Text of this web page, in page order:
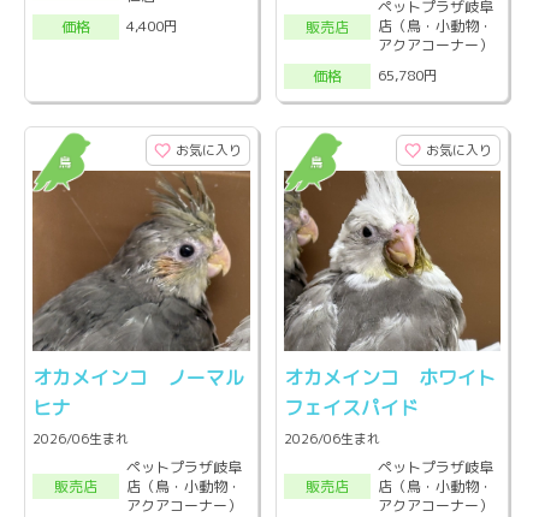
価格
4,400円 販売店
ペットプラザ岐阜
店（鳥・小動物・
アクアコーナー）
価格
65,780円
お気に入り
オカメインコ ノーマル
ヒナ
2026/06生まれ
販売店
ペットプラザ岐阜
店（鳥・小動物・
アクアコーナー）
お気に入り
オカメインコ ホワイト
フェイスパイド
2026/06生まれ
販売店
ペットプラザ岐阜
店（鳥・小動物・
アクアコーナー）